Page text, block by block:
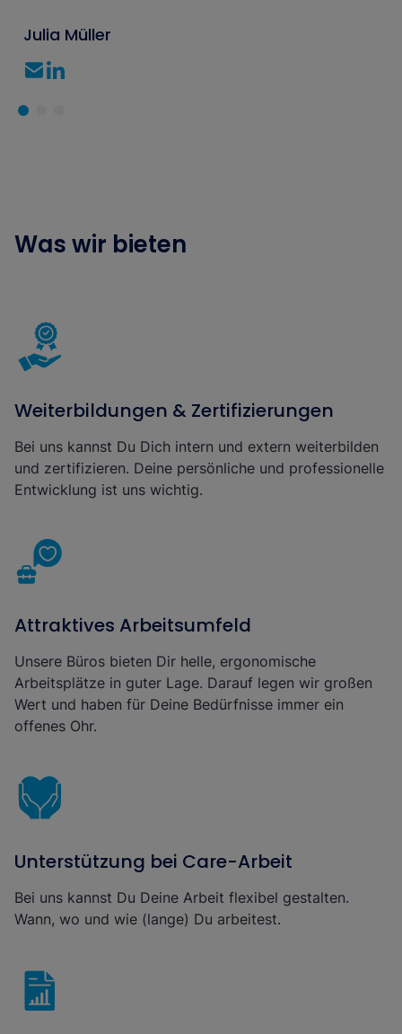
Julia Müller
Was wir bieten
Weiterbildungen & Zertifizierungen
Bei uns kannst Du Dich intern und extern weiterbilden
und zertifizieren. Deine persönliche und professionelle
Entwicklung ist uns wichtig.
Attraktives Arbeitsumfeld
Unsere Büros bieten Dir helle, ergonomische
Arbeitsplätze in guter Lage. Darauf legen wir großen
Wert und haben für Deine Bedürfnisse immer ein
offenes Ohr.
Unterstützung bei Care-Arbeit
Bei uns kannst Du Deine Arbeit flexibel gestalten.
Wann, wo und wie (lange) Du arbeitest.